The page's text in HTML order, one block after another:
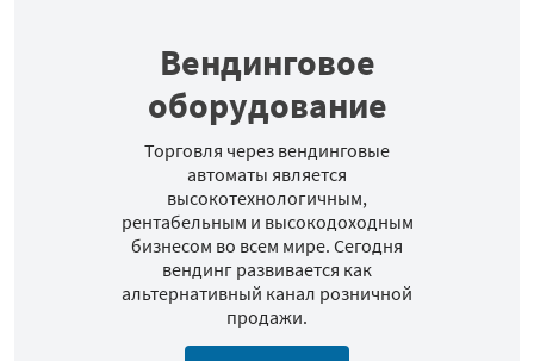
Вендинговое
оборудование
Торговля через вендинговые
автоматы является
высокотехнологичным,
рентабельным и высокодоходным
бизнесом во всем мире. Сегодня
вендинг развивается как
альтернативный канал розничной
продажи.